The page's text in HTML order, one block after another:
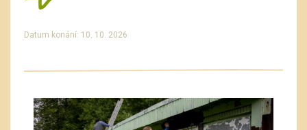
Datum konání: 10. 10. 2026